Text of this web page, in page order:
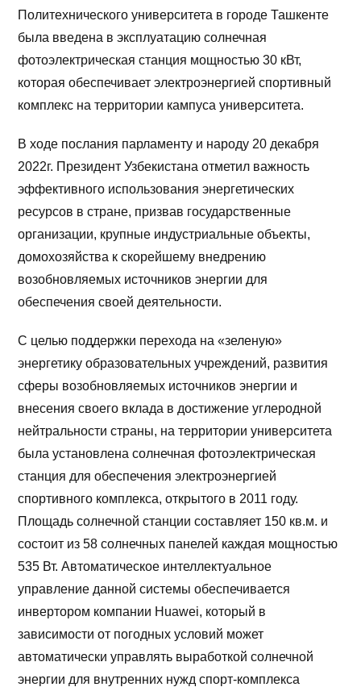
Политехнического университета в городе Ташкенте
была введена в эксплуатацию солнечная
фотоэлектрическая станция мощностью 30 кВт,
которая обеспечивает электроэнергией спортивный
комплекс на территории кампуса университета.
В ходе послания парламенту и народу 20 декабря
2022г. Президент Узбекистана отметил важность
эффективного использования энергетических
ресурсов в стране, призвав государственные
организации, крупные индустриальные объекты,
домохозяйства к скорейшему внедрению
возобновляемых источников энергии для
обеспечения своей деятельности.
С целью поддержки перехода на «зеленую»
энергетику образовательных учреждений, развития
сферы возобновляемых источников энергии и
внесения своего вклада в достижение углеродной
нейтральности страны, на территории университета
была установлена солнечная фотоэлектрическая
станция для обеспечения электроэнергией
спортивного комплекса, открытого в 2011 году.
Площадь солнечной станции составляет 150 кв.м. и
состоит из 58 солнечных панелей каждая мощностью
535 Вт. Автоматическое интеллектуальное
управление данной системы обеспечивается
инвертором компании Huawei, который в
зависимости от погодных условий может
автоматически управлять выработкой солнечной
энергии для внутренних нужд спорт-комплекса